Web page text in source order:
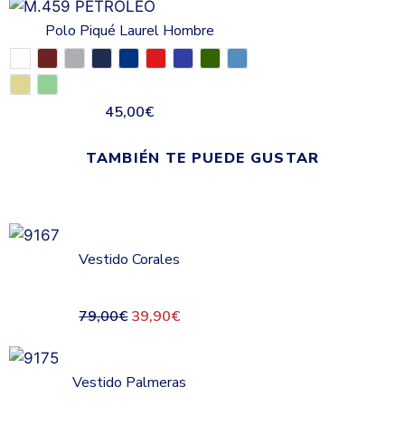
Polo Piqué Laurel Hombre
45,00€
TAMBIÉN TE PUEDE GUSTAR
Vestido Corales
79,00€ 39,90€
Vestido Palmeras